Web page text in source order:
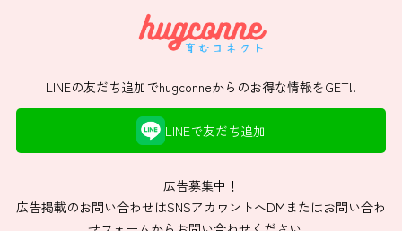
LINEの友だち追加でhugconneからのお得な情報をGET!!
LINEで友だち追加
広告募集中！
広告掲載のお問い合わせはSNSアカウントへDMまたはお問い合わ